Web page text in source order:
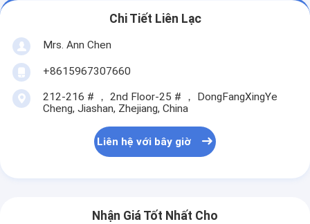
Chi Tiết Liên Lạc
Mrs. Ann Chen
+8615967307660
212-216 # ， 2nd Floor-25 # ， DongFangXingYe
Cheng, Jiashan, Zhejiang, China
Liên hệ với bây giờ
Nhận Giá Tốt Nhất Cho